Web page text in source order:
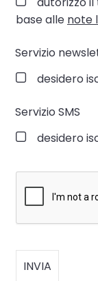
base alle note
Servizio
desidero
Servizio SMS
desidero